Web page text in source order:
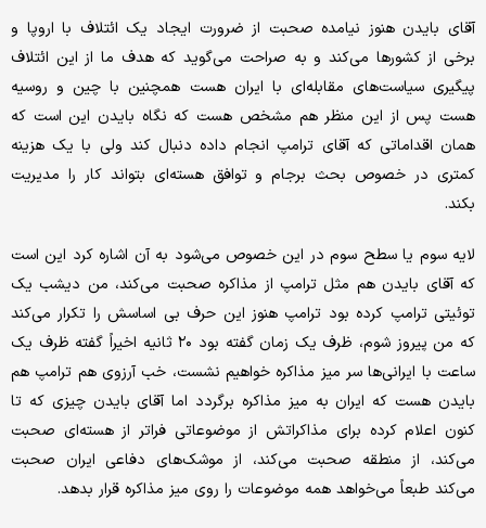
آقای بایدن هنوز نیامده صحبت از ضرورت ایجاد یک ائتلاف با اروپا و
برخی از کشورها می‌کند و به صراحت می‌گوید که هدف ما از این ائتلاف
پیگیری سیاست‌های مقابله‌ای با ایران هست همچنین با چین و روسیه
هست پس از این منظر هم مشخص هست که نگاه بایدن این است که
همان اقداماتی که آقای ترامپ انجام داده دنبال کند ولی با یک هزینه
کمتری در خصوص بحث برجام و توافق هسته‌ای بتواند کار را مدیریت
بکند.
لایه سوم یا سطح سوم در این خصوص می‌شود به آن اشاره کرد این است
که آقای بایدن هم مثل ترامپ از مذاکره صحبت می‌کند، من دیشب یک
توئیتی ترامپ کرده بود ترامپ هنوز این حرف بی اساسش را تکرار می‌کند
که من پیروز شوم، ظرف یک زمان گفته بود ۲۰ ثانیه اخیراً گفته ظرف یک
ساعت با ایرانی‌ها سر میز مذاکره خواهیم نشست، خب آرزوی هم ترامپ هم
بایدن هست که ایران به میز مذاکره برگردد اما آقای بایدن چیزی که تا
کنون اعلام کرده برای مذاکراتش از موضوعاتی فراتر از هسته‌ای صحبت
می‌کند، از منطقه صحبت می‌کند، از موشک‌های دفاعی ایران صحبت
می‌کند طبعاً می‌خواهد همه موضوعات را روی میز مذاکره قرار بدهد.